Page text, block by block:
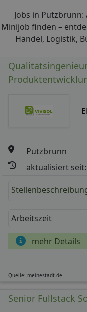
Jobs in
Minijob finden –
Handel, Logistik,
Putzbrunn
aktualisiert seit:
Arbeitszeit
mehr Details
Quelle: meinestadt.de
Senior Fullstack